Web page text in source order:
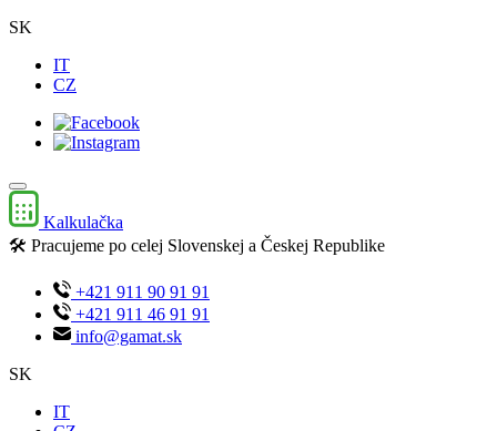
SK
IT
CZ
Kalkulačka
🛠️ Pracujeme po celej Slovenskej a Českej Republike
+421 911 90 91 91
+421 911 46 91 91
info@gamat.sk
SK
IT